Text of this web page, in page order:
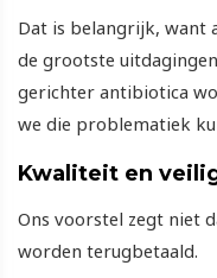
Dat is belangrijk, want
de grootste
gerichter antibiotica
we die problematiek
Kwaliteit en
Ons voorstel zegt niet
worden terugbetaald.